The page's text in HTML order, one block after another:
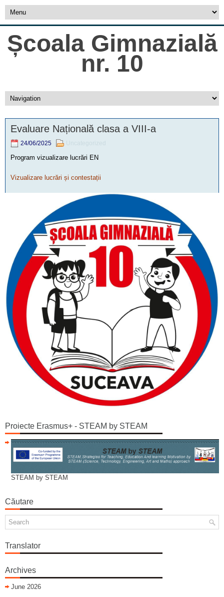
Școala Gimnazială
nr. 10
Evaluare Națională clasa a VIII-a
24/06/2025
Program vizualizare lucrări EN
Vizualizare lucrări și contestații
Proiecte Erasmus+ - STEAM by STEAM
STEAM by STEAM
Căutare
Translator
Archives
June 2026